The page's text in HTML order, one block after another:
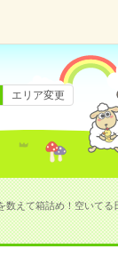
エリア変更
数えて箱詰め！空いて